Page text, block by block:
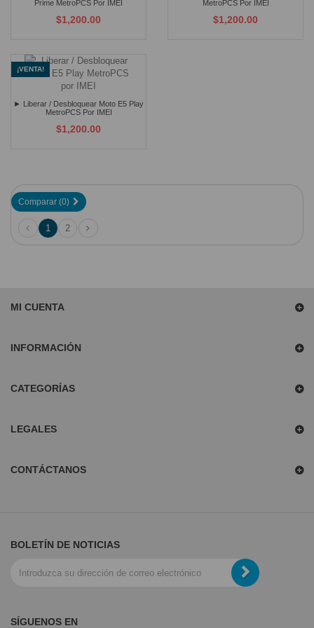
Prime MetroPCS Por IMEI
$1,200.00
MetroPCS Por IMEI
$1,200.00
¡VENTA!
► Liberar / Desbloquear Moto E5 Play
MetroPCS Por IMEI
$1,200.00
Comparar (0)
1 2
MI CUENTA
INFORMACIÓN
CATEGORÍAS
LEGALES
CONTÁCTANOS
BOLETÍN DE NOTICIAS
SÍGUENOS EN